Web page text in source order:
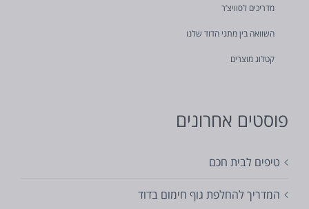
מדריכים לסוויצ’ר
השוואה בין מתגי הדוד שלנו
קטלוג מוצרים
פוסטים אחרונים
טיפים לבית חכם
המדריך להחלפת גוף חימום בדוד